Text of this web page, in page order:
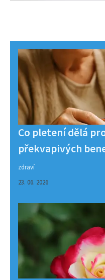
Co pletení dělá
překvapivých
zdraví
23. 06. 2026